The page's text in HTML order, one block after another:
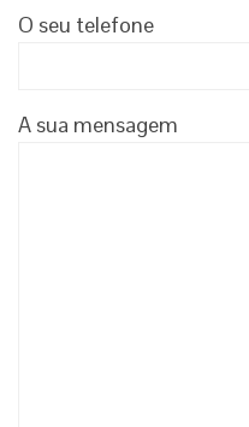
O seu telefone
A sua mensagem